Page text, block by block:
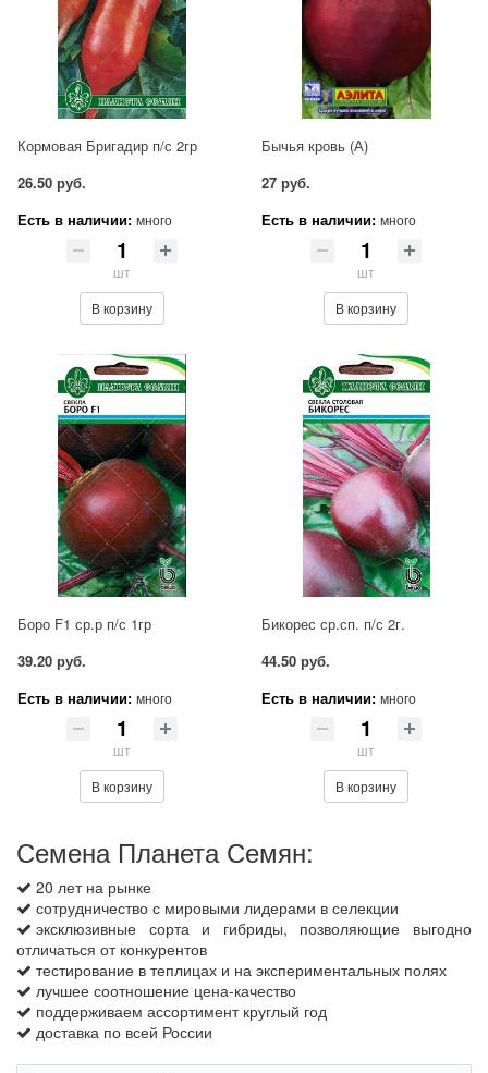
Кормовая Бригадир п/с 2гр
26.50 руб.
Есть в наличии: много
шт
В корзину
Бычья кровь (А)
27 руб.
Есть в наличии: много
шт
В корзину
Боро F1 ср.р п/с 1гр
39.20 руб.
Есть в наличии: много
шт
В корзину
Бикорес ср.сп. п/с 2г.
44.50 руб.
Есть в наличии: много
шт
В корзину
Семена Планета Семян:
20 лет на рынке
сотрудничество с мировыми лидерами в селекции
эксклюзивные сорта и гибриды, позволяющие выгодно
отличаться от конкурентов
тестирование в теплицах и на экспериментальных полях
лучшее соотношение цена-качество
поддерживаем ассортимент круглый год
доставка по всей России